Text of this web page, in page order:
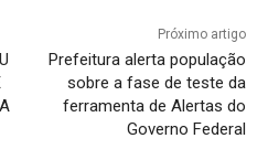
Próximo artigo
Prefeitura alerta população
sobre a fase de teste da
ferramenta de Alertas do
Governo Federal